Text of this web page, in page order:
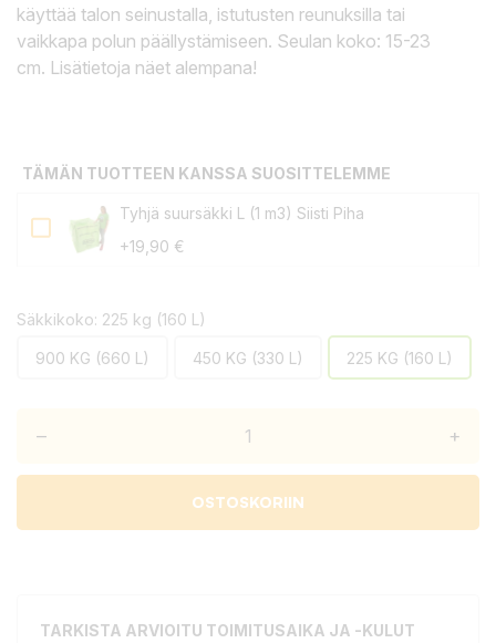
käyttää talon seinustalla, istutusten reunuksilla tai
vaikkapa polun päällystämiseen. Seulan koko: 15-23
cm. Lisätietoja näet alempana!
TÄMÄN TUOTTEEN KANSSA SUOSITTELEMME
Tyhjä suursäkki L (1 m3) Siisti Piha
+19,90 €
Säkkikoko: 225 kg (160 L)
900 KG (660 L) 450 KG (330 L) 225 KG (160 L)
– +
OSTOSKORIIN
TARKISTA ARVIOITU TOIMITUSAIKA JA -KULUT